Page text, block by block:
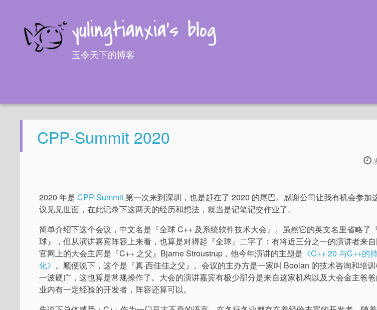
yulingtianxia's blog
玉令天下的博客
CPP-Summit 2020
2020 年是CPP-Summit第一次来到深圳，也是赶在了 2020 的尾巴。感谢公司让我有机会参加
议见见世面，在此记录下这两天的经历和想法，就当是记笔记交作业了。
简单介绍下这个会议，中文名是『全球 C++ 及系统软件技术大会』。虽然它的英文名里省略了
球』，但从演讲嘉宾阵容上来看，也算是对得起『全球』二字了：有将近三分之一的演讲者来自
官网上的大会主席是『C++ 之父』Bjarne Stroustrup，他今年演讲的主题是 《C++ 20 与C++的
化》 。顺便说下，这个是『真·西佳佳之父』。会议的主办方是一家叫 Boolan 的技术咨询和培
一波硬广，这也算是常规操作了。大会的演讲嘉宾有极少部分是来自这家机构以及大会金主爸
业内有一定经验的开发者，阵容还算可以。